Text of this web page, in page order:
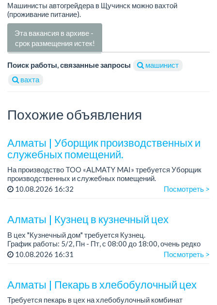
Машинисты автогрейдера в Щучинск можно вахтой
(проживание питание).
Эта вакансия в архиве -
срок размещения истек!
Поиск работы, связанные запросы
машинист
вахта
Похожие объявления
Алматы | Уборщик производственных и
служебных помещений.
На производство TOO «ALMATY MAI» требуется Уборщик
производственных и служебных помещений.
Зарплата: от 219 000 тенге на руки.
10.08.2026 16:32 Посмотреть >
Алматы | Кузнец в кузнечный цех
В цех "Кузнечный дом" требуется Кузнец.
График работы: 5/2, Пн - Пт, с 08:00 до 18:00, очень редко
суббота.
- о...
10.08.2026 16:31 Посмотреть >
Алматы | Пекарь в хлебобулочный цех
Требуется пекарь в цех на хлебобулочный комбинат